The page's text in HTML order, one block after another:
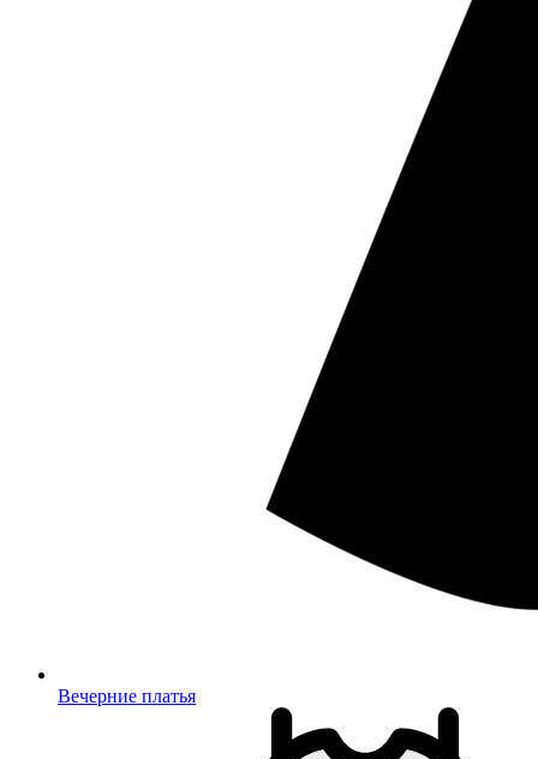
Вечерние платья